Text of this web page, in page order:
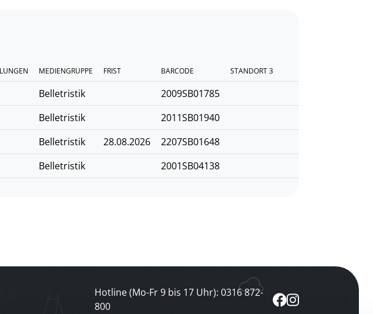
MEDIENGRUPPE FRIST BARCODE STANDORT 3
Belletristik
2009SB01785
Belletristik
2011SB01940
Belletristik 28.08.2026
2207SB01648
Belletristik 2001SB04138
Hotline (Mo-Fr 9 bis 17 Uhr): 0316 872-
800